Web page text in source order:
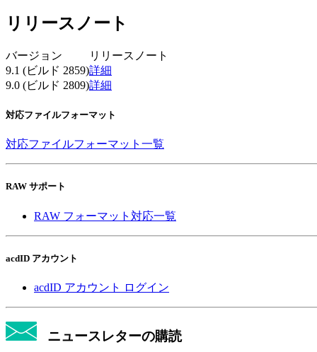
リリースノート
バージョン
リリースノート
9.1 (ビルド 2859)詳細
9.0 (ビルド 2809)詳細
対応ファイルフォーマット
対応ファイルフォーマット一覧
RAW サポート
RAW フォーマット対応一覧
acdID アカウント
acdID アカウント ログイン
ニュースレターの購読